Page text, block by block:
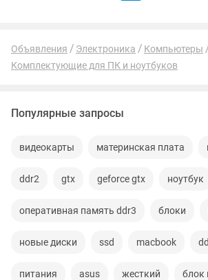
Объявления Электроника
Компьютеры
Комплектующие для ПК и ноутбуков
Популярные запросы
видеокарты материнская плата
ddr2 gtx geforce gtx ноутбук
оперативная память ddr3 блоки
новые диски ssd macbook
питания asus жесткий блок